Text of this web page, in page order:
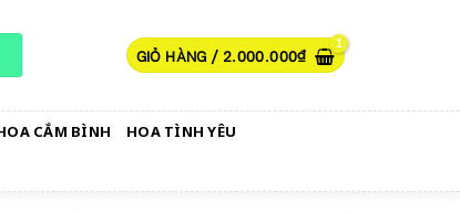
GIỎ HÀNG / 2.000.000₫
CẮM BÌNH
HOA TÌNH YÊU